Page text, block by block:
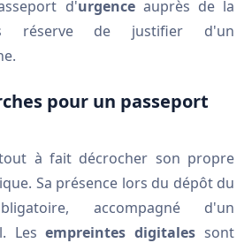
d'urgenceauprès de la
réserve de justifier d'un
pour un passeport
à fait décrocher son propre
Sa présence lors du dépôt du
accompagné d'un
Lesempreintes digitales sont